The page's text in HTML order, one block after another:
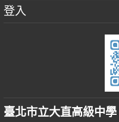
登入
臺北市立大直高級中學